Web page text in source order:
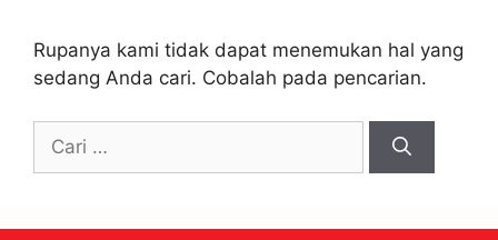
Rupanya kami tidak dapat menemukan hal yang
sedang Anda cari. Cobalah pada pencarian.